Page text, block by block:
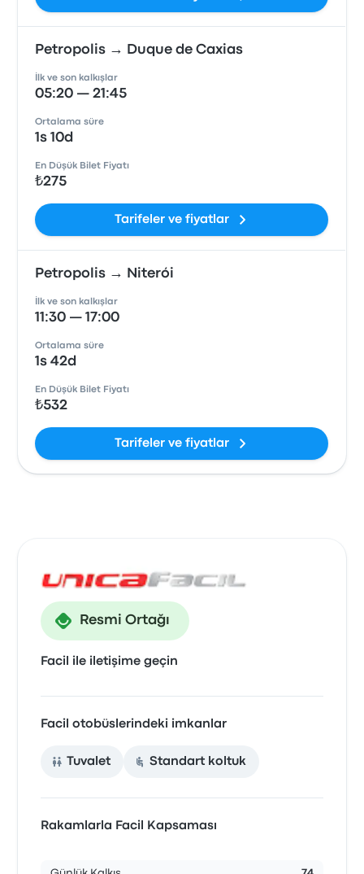
Petropolis → Duque de Caxias
İlk ve son kalkışlar
05:20 — 21:45
Ortalama süre
1s 10d
En Düşük Bilet Fiyatı
₺275
Tarifeler ve fiyatlar
Petropolis → Niterói
İlk ve son kalkışlar
11:30 — 17:00
Ortalama süre
1s 42d
En Düşük Bilet Fiyatı
₺532
Tarifeler ve fiyatlar
Resmi Ortağı
Facil ile iletişime geçin
Facil otobüslerindeki imkanlar
Tuvalet Standart koltuk
Rakamlarla Facil Kapsaması